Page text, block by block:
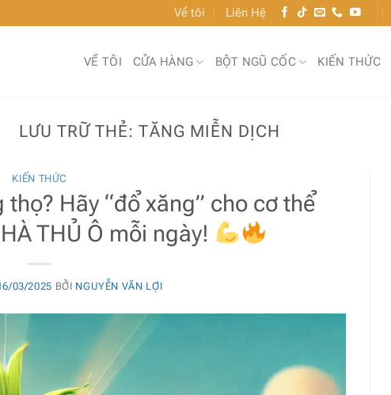
Về tôi Liên Hệ
VỀ TÔI CỬA HÀNG BỘT NGŨ CỐC KIẾN THỨC
LƯU TRỮ THẺ:TĂNG MIỄN DỊCH
KIẾN THỨC
Hãy “đổ xăng” cho cơ thể
THỦ Ô mỗi ngày!
03/2025 BỞI NGUYỄN VĂN LỢI